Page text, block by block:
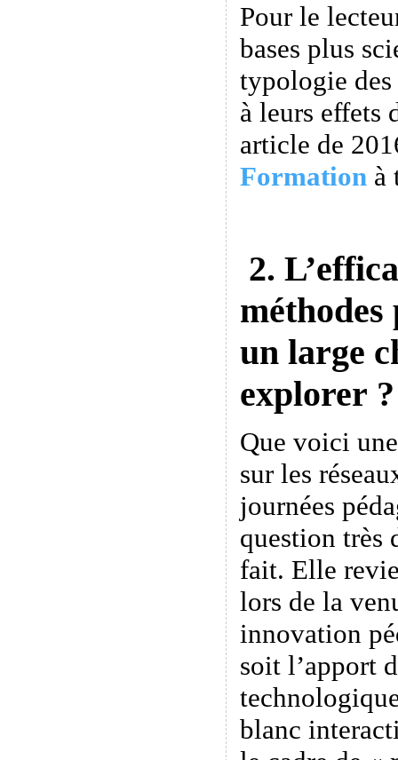
Pour le
bases plus
typologie des
à leurs effets
article de
Formationà
2.
méthodes
un large
explorer ?
Que voici
sur les
journées
question très
fait. Elle
lors de la
innovation
soit l’apport
blanc